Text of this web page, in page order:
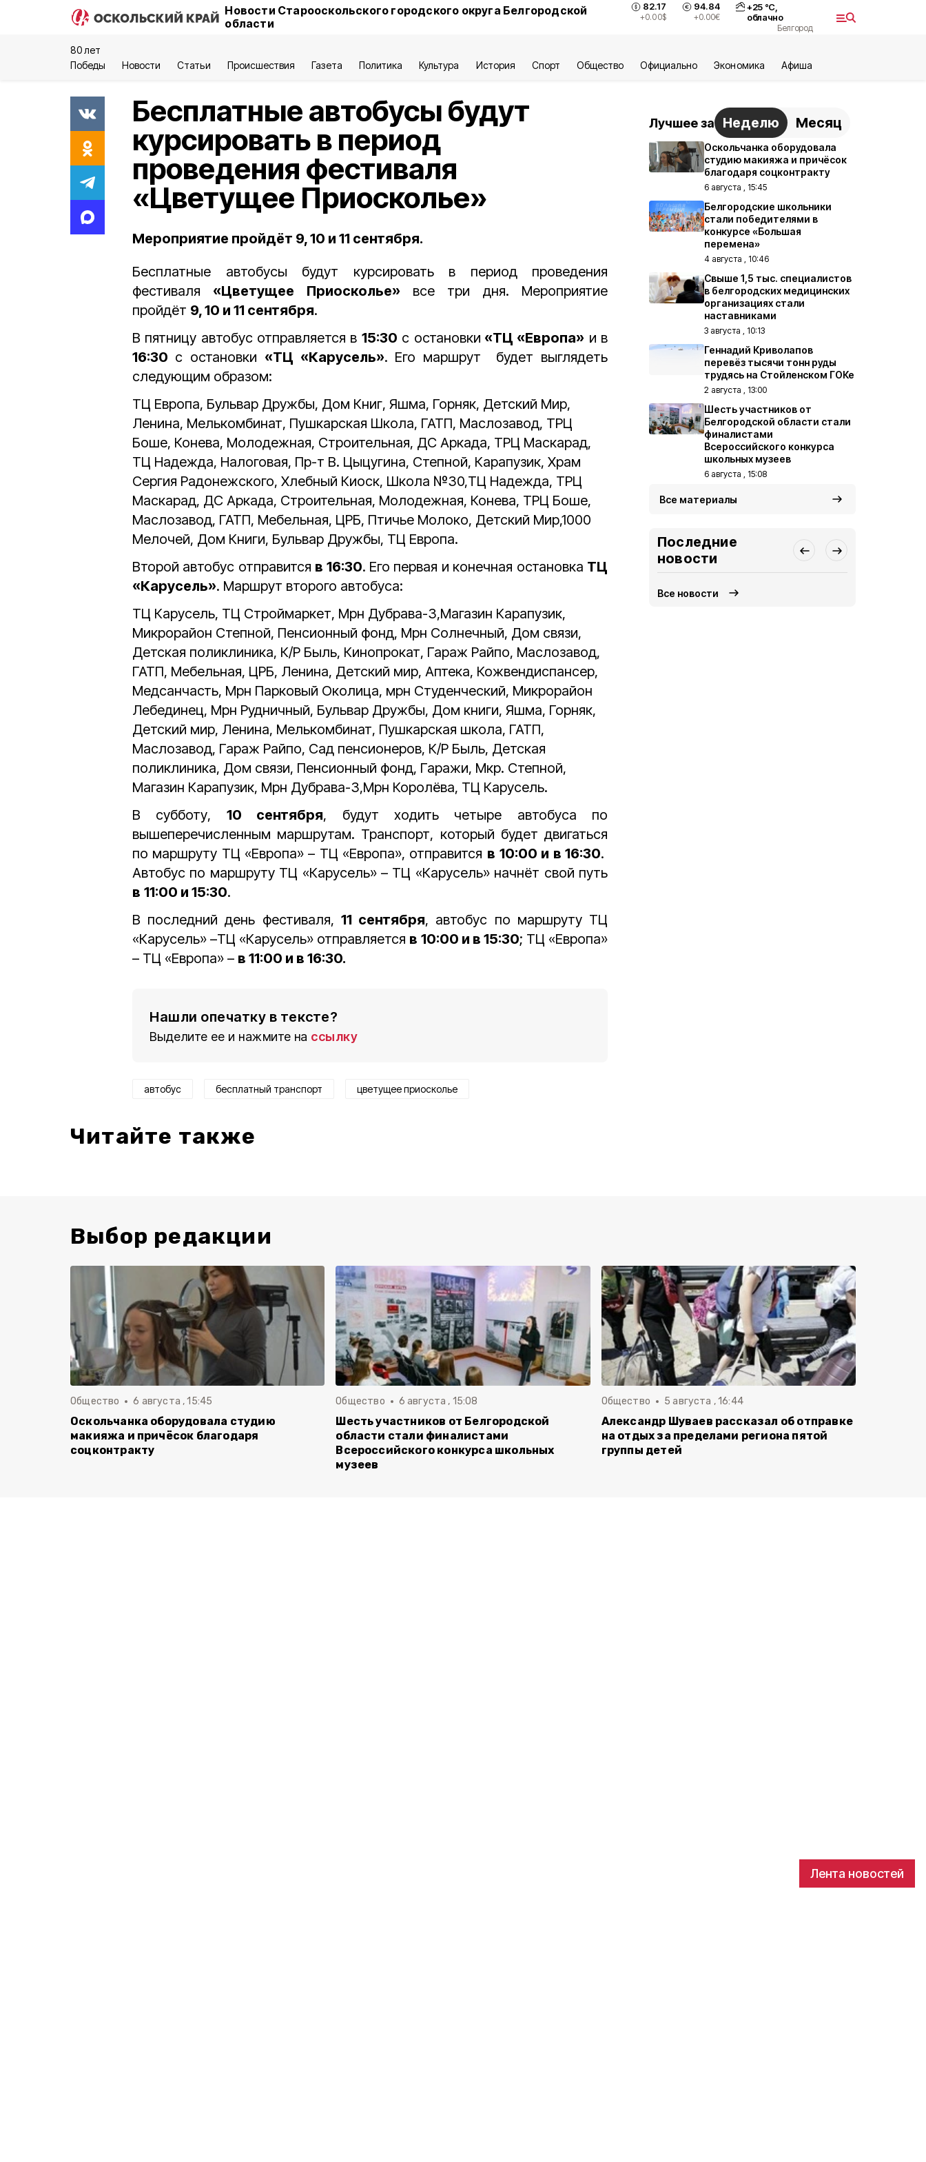
Новости Старооскольского городского округа Белгородской
области
82.17
+0.00$
94.84
+0.00€
+25 °С,
облачно
Белгород
80 лет
Победы
Новости Статьи Происшествия Газета Политика Культура История Спорт Общество Официально Экономика Aфиша
Лента новостей
Бесплатные автобусы будут
курсировать в период
проведения фестиваля
«Цветущее Приосколье»
Мероприятие пройдёт 9, 10 и 11 сентября.
Бесплатные автобусы будут курсировать в период проведения
фестиваля «Цветущее Приосколье»все три дня. Мероприятие
пройдёт 9, 10 и 11 сентября.
В пятницу автобус отправляется в 15:30 с остановки «ТЦ «Европа» и в
16:30 с остановки «ТЦ «Карусель». Его маршрут будет выглядеть
следующим образом:
ТЦ Европа, Бульвар Дружбы, Дом Книг, Яшма, Горняк, Детский Мир,
Ленина, Мелькомбинат, Пушкарская Школа, ГАТП, Маслозавод, ТРЦ
Боше, Конева, Молодежная, Строительная, ДС Аркада, ТРЦ Маскарад,
ТЦ Надежда, Налоговая, Пр-т В. Цыцугина, Степной, Карапузик, Храм
Сергия Радонежского, Хлебный Киоск, Школа №30,ТЦ Надежда, ТРЦ
Маскарад, ДС Аркада, Строительная, Молодежная, Конева, ТРЦ Боше,
Маслозавод, ГАТП, Мебельная, ЦРБ, Птичье Молоко, Детский Мир,1000
Мелочей, Дом Книги, Бульвар Дружбы, ТЦ Европа.
Второй автобус отправится в 16:30. Его первая и конечная остановка ТЦ
«Карусель». Маршрут второго автобуса:
ТЦ Карусель, ТЦ Строймаркет, Мрн Дубрава-3,Магазин Карапузик,
Микрорайон Степной, Пенсионный фонд, Мрн Солнечный, Дом связи,
Детская поликлиника, К/Р Быль, Кинопрокат, Гараж Райпо, Маслозавод,
ГАТП, Мебельная, ЦРБ, Ленина, Детский мир, Аптека, Кожвендиспансер,
Медсанчасть, Мрн Парковый Околица, мрн Студенческий, Микрорайон
Лебединец, Мрн Рудничный, Бульвар Дружбы, Дом книги, Яшма, Горняк,
Детский мир, Ленина, Мелькомбинат, Пушкарская школа, ГАТП,
Маслозавод, Гараж Райпо, Сад пенсионеров, К/Р Быль, Детская
поликлиника, Дом связи, Пенсионный фонд, Гаражи, Мкр. Степной,
Магазин Карапузик, Мрн Дубрава-3,Мрн Королёва, ТЦ Карусель.
В субботу, 10 сентября, будут ходить четыре автобуса по
вышеперечисленным маршрутам. Транспорт, который будет двигаться
по маршруту ТЦ «Европа» – ТЦ «Европа», отправится в 10:00 и в 16:30.
Автобус по маршруту ТЦ «Карусель» – ТЦ «Карусель» начнёт свой путь
в 11:00 и 15:30.
В последний день фестиваля, 11 сентября, автобус по маршруту ТЦ
«Карусель» –ТЦ «Карусель» отправляется в 10:00 и в 15:30; ТЦ «Европа»
– ТЦ «Европа» – в 11:00 и в 16:30.
Нашли опечатку в тексте?
Выделите ее и нажмите на ссылку
автобус бесплатный транспорт цветущее приосколье
Читайте также
Лучшее за Неделю Месяц
Оскольчанка оборудовала
студию макияжа и причёсок
благодаря соцконтракту
6 августа , 15:45
Белгородские школьники
стали победителями в
конкурсе «Большая
перемена»
4 августа , 10:46
Свыше 1,5 тыс. специалистов
в белгородских медицинских
организациях стали
наставниками
3 августа , 10:13
Геннадий Криволапов
перевёз тысячи тонн руды
трудясь на Стойленском ГОКе
2 августа , 13:00
Шесть участников от
Белгородской области стали
финалистами
Всероссийского конкурса
школьных музеев
6 августа , 15:08
Все материалы
Последние
новости
Все новости
Выбор редакции
Общество 6 августа , 15:45
Оскольчанка оборудовала студию
макияжа и причёсок благодаря
соцконтракту
Общество 6 августа , 15:08
Шесть участников от Белгородской
области стали финалистами
Всероссийского конкурса школьных
музеев
Общество 5 августа , 16:44
Александр Шуваев рассказал об отправке
на отдых за пределами региона пятой
группы детей